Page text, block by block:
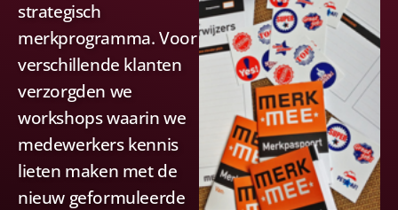
strategisch
merkprogramma. Voor
verschillende klanten
verzorgden we
workshops waarin we
medewerkers kennis
lieten maken met de
nieuw geformuleerde